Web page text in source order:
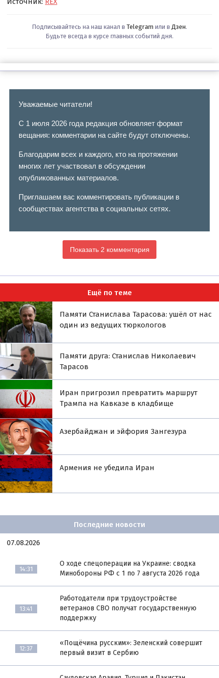
Подписывайтесь на наш канал в Telegram или в Дзен.
Будьте всегда в курсе главных событий дня.
Уважаемые читатели!
С 1 июля 2026 года редакция обновляет формат
вещания: комментарии на сайте будут отключены.
Благодарим всех и каждого, кто на протяжении
многих лет участвовал в обсуждении
опубликованных материалов.
Приглашаем вас комментировать публикации в
сообществах агентства в социальных сетях.
Показать 2 комментария
Ещё по теме
Памяти Станислава Тарасова: ушёл от нас
один из ведущих тюркологов
Памяти друга: Станислав Николаевич
Тарасов
Иран пригрозил превратить маршрут
Трампа на Кавказе в кладбище
Азербайджан и эйфория Зангезура
Армения не убедила Иран
Последние новости
07.08.2026
14:31
О ходе спецоперации на Украине: сводка
Минобороны РФ с 1 по 7 августа 2026 года
13:41
Работодатели при трудоустройстве
ветеранов СВО получат государственную
поддержку
12:37
«Пощёчина русским»: Зеленский совершит
первый визит в Сербию